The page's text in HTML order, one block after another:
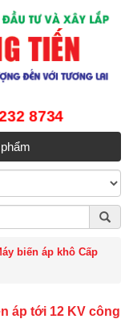
8734
biến áp khô Cấp
áp tới 12 KV công